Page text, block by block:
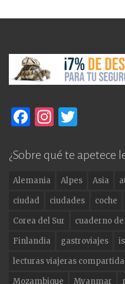
F
c
e
b
o
o
k
In
a
g
ra
m
it
te
r
¿Sobre qué te apetece
Alemania Alpes Asia
ciudad
ciudades coche
Corea del Sur
cuaderno
Finlandia
gastroviajes
lecturas viajeras
Mozambique
Myanmar